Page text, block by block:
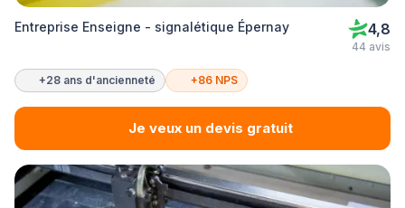
Entreprise Enseigne - signalétique Épernay 4,8
44 avis
+28 ans d'ancienneté +86 NPS
Je veux un devis gratuit